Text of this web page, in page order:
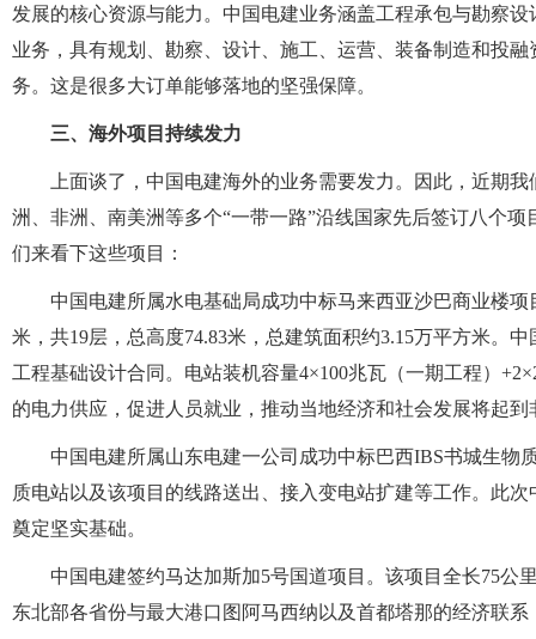
发展的核心资源与能力。中国电建业务涵盖工程承包与勘察
业务，具有规划、勘察、设计、施工、运营、装备制造和投
务。这是很多大订单能够落地的坚强保障。
三、海外项目持续发力
上面谈了，中国电建海外的业务需要发力。因此，近期
洲、非洲、南美洲等多个“一带一路”沿线国家先后签订八个
们来看下这些项目：
中国电建所属水电基础局成功中标马来西亚沙巴商业楼
米，共19层，总高度74.83米，总建筑面积约3.15万平方米。
工程基础设计合同。电站装机容量4×100兆瓦（一期工程）
的电力供应，促进人员就业，推动当地经济和社会发展将起到
中国电建所属山东电建一公司成功中标巴西IBS书城生物
质电站以及该项目的线路送出、接入变电站扩建等工作。此
奠定坚实基础。
中国电建签约马达加斯加5号国道项目。该项目全长75
东北部各省份与最大港口图阿马西纳以及首都塔那的经济联